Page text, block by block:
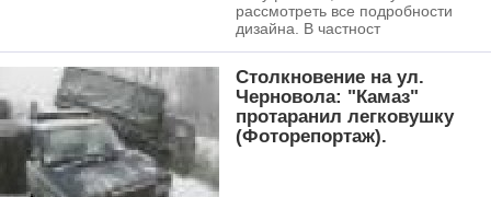
рассмотреть все подробности
дизайна. В частност
Столкновение на ул.
Черновола: "Камаз"
протаранил легковушку
(Фоторепортаж).